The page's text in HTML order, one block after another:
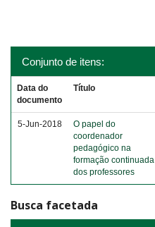
Conjunto de itens:
Data do
documento
Título
5-Jun-2018
O papel do
coordenador
pedagógico na
formação continuada
dos professores
Busca facetada